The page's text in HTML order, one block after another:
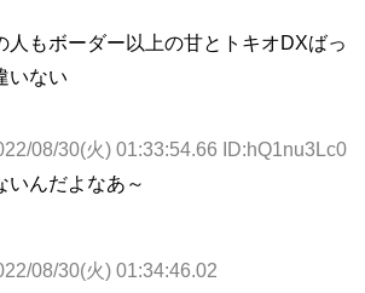
人もボーダー以上の甘とトキオDXばっ
いない
08/30(火) 01:33:54.66 ID:hQ1nu3Lc0
いんだよなあ～
08/30(火) 01:34:46.02